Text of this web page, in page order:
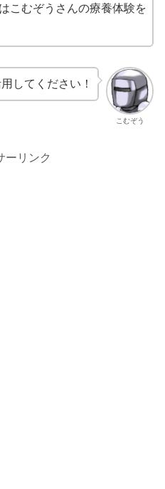
こむぞうさんの療養体験を
こむぞう
してください！
ーリンク